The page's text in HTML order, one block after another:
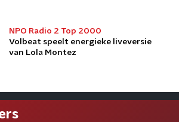
NPO Radio 2 Top 2000
Volbeat speelt energieke liveversie
van Lola Montez